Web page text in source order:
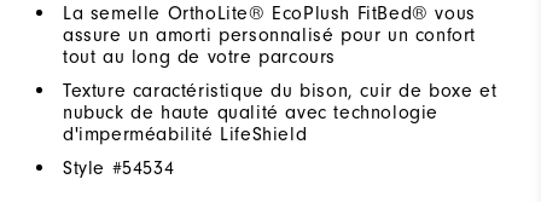
La semelle OrthoLite® EcoPlush FitBed® vous
assure un amorti personnalisé pour un confort
tout au long de votre parcours
Texture caractéristique du bison, cuir de boxe et
nubuck de haute qualité avec technologie
d'imperméabilité LifeShield
Style #54534